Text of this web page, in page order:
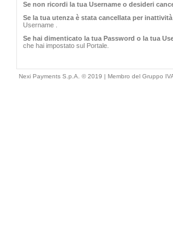
Se non ricordi la tua Username o desideri
Se la tua utenza è stata cancellata per
Username .
Se hai dimenticato la tua Password o la tua
che hai impostato sul Portale.
Nexi Payments S.p.A. © 2019 | Membro del Gruppo